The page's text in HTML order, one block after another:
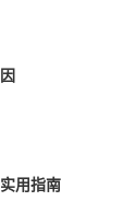
用指南